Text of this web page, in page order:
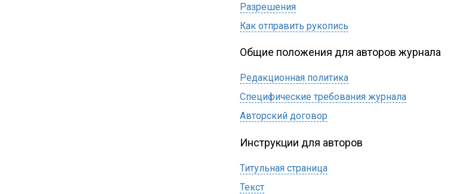
Разрешения
Как отправить рукопись
Общие положения для авторов журнала
Редакционная политика
Специфические требования журнала
Авторский договор
Инструкции для авторов
Титульная страница
Текст